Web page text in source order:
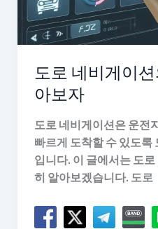
도로 네비게이
아보자
도로 네비게이션은 운전
빠르게 도착할 수 있도록
입니다. 이 글에서는 도
히 알아보겠습니다. 도로